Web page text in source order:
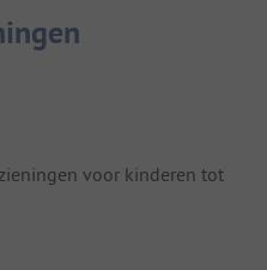
voor kinderen tot